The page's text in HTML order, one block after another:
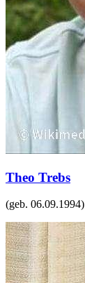
Theo Trebs
(geb. 06.09.1994)